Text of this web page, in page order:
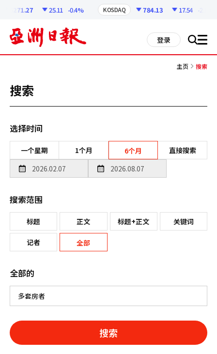
6271.27 25.11 -0.4% KOSDAQ 784.13 17.54 -2.19%
登录 搜 all
主页 搜索
搜索
选择时间
一个星期 1个月 6个月 直接搜索
搜索范围
标题 正文 标题+正文 关键词
记者 全部
全部的
搜索